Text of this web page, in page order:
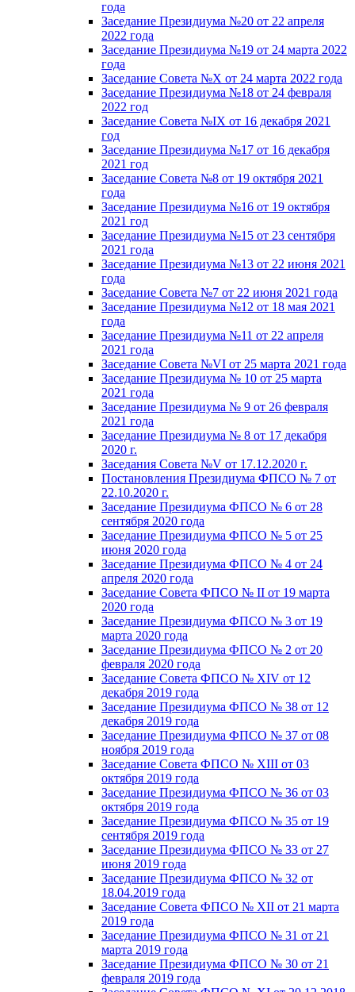
года
Заседание Президиума №20 от 22 апреля
2022 года
Заседание Президиума №19 от 24 марта 2022
года
Заседание Совета №X от 24 марта 2022 года
Заседание Президиума №18 от 24 февраля
2022 год
Заседание Совета №IX от 16 декабря 2021
год
Заседание Президиума №17 от 16 декабря
2021 год
Заседание Совета №8 от 19 октября 2021
года
Заседание Президиума №16 от 19 октября
2021 год
Заседание Президиума №15 от 23 сентября
2021 года
Заседание Президиума №13 от 22 июня 2021
года
Заседание Совета №7 от 22 июня 2021 года
Заседание Президиума №12 от 18 мая 2021
года
Заседание Президиума №11 от 22 апреля
2021 года
Заседание Совета №VI от 25 марта 2021 года
Заседание Президиума № 10 от 25 марта
2021 года
Заседание Президиума № 9 от 26 февраля
2021 года
Заседание Президиума № 8 от 17 декабря
2020 г.
Заседания Совета №V от 17.12.2020 г.
Постановления Президиума ФПСО № 7 от
22.10.2020 г.
Заседание Президиума ФПСО № 6 от 28
сентября 2020 года
Заседание Президиума ФПСО № 5 от 25
июня 2020 года
Заседание Президиума ФПСО № 4 от 24
апреля 2020 года
Заседание Совета ФПСО № II от 19 марта
2020 года
Заседание Президиума ФПСО № 3 от 19
марта 2020 года
Заседание Президиума ФПСО № 2 от 20
февраля 2020 года
Заседание Совета ФПСО № XIV от 12
декабря 2019 года
Заседание Президиума ФПСО № 38 от 12
декабря 2019 года
Заседание Президиума ФПСО № 37 от 08
ноября 2019 года
Заседание Совета ФПСО № XIII от 03
октября 2019 года
Заседание Президиума ФПСО № 36 от 03
октября 2019 года
Заседание Президиума ФПСО № 35 от 19
сентября 2019 года
Заседание Президиума ФПСО № 33 от 27
июня 2019 года
Заседание Президиума ФПСО № 32 от
18.04.2019 года
Заседание Совета ФПСО № XII от 21 марта
2019 года
Заседание Президиума ФПСО № 31 от 21
марта 2019 года
Заседание Президиума ФПСО № 30 от 21
февраля 2019 года